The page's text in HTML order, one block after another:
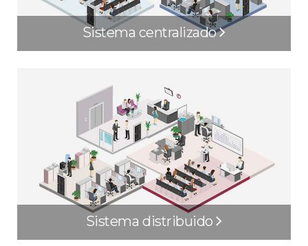
Sistema centralizado
Sistema distribuido